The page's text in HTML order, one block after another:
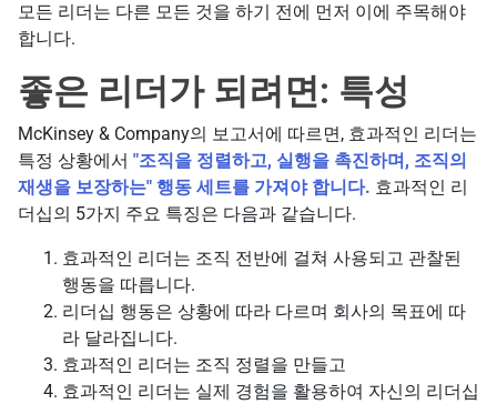
모든 리더는 다른 모든 것을 하기 전에 먼저 이에 주목해야
합니다.
좋은 리더가 되려면: 특성
McKinsey & Company의 보고서에 따르면, 효과적인 리더는
특정 상황에서 "조직을 정렬하고, 실행을 촉진하며, 조직의
재생을 보장하는" 행동 세트를 가져야 합니다. 효과적인 리
더십의 5가지 주요 특징은 다음과 같습니다.
효과적인 리더는 조직 전반에 걸쳐 사용되고 관찰된
행동을 따릅니다.
리더십 행동은 상황에 따라 다르며 회사의 목표에 따
라 달라집니다.
효과적인 리더는 조직 정렬을 만들고
효과적인 리더는 실제 경험을 활용하여 자신의 리더십